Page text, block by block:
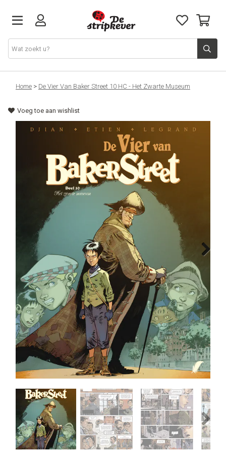
STRIPKEVER
NIEUWE RELEASES
GRAPHIC NOVELS
MANGA
COMICS
TOP-10
CADEAUBON
CONTACT
Home > De Vier Van Baker Street 10 HC - Het Zwarte Museum
Voeg toe aan wishlist
Previous Next